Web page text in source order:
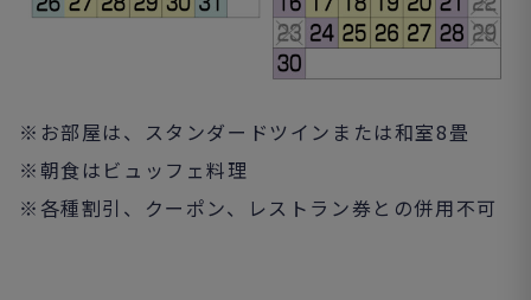
※お部屋は、スタンダードツインまたは和室8畳
※朝食はビュッフェ料理
※各種割引、クーポン、レストラン券との併用不可